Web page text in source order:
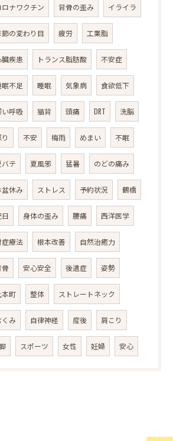
ロナワクチン 背骨の歪み イライラ
節の変わり目 疲労 工業脂
臓疾患 トランス脂肪酸 不安症
眠不足 睡眠 気象病 食欲低下
い呼吸 猫背 頭痛 DRT 洗脳
不安 梅雨 めまい 不眠
バテ 夏風邪 猛暑 のどの痛み
盆休み ストレス 予約状況 鶴橋
身体の歪み 腰痛 西洋医学
症療法 根本改善 自然治癒力
安心安全 後遺症 姿勢
本町 整体 ストレートネック
くみ 自律神経 産後 肩こり
スポーツ 女性 妊婦 安心